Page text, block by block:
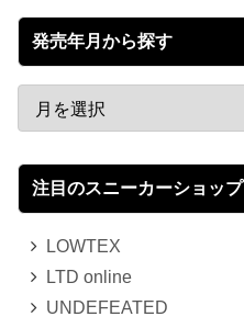
発売年月から探す
注目のスニーカーショップ
LOWTEX
LTD online
UNDEFEATED